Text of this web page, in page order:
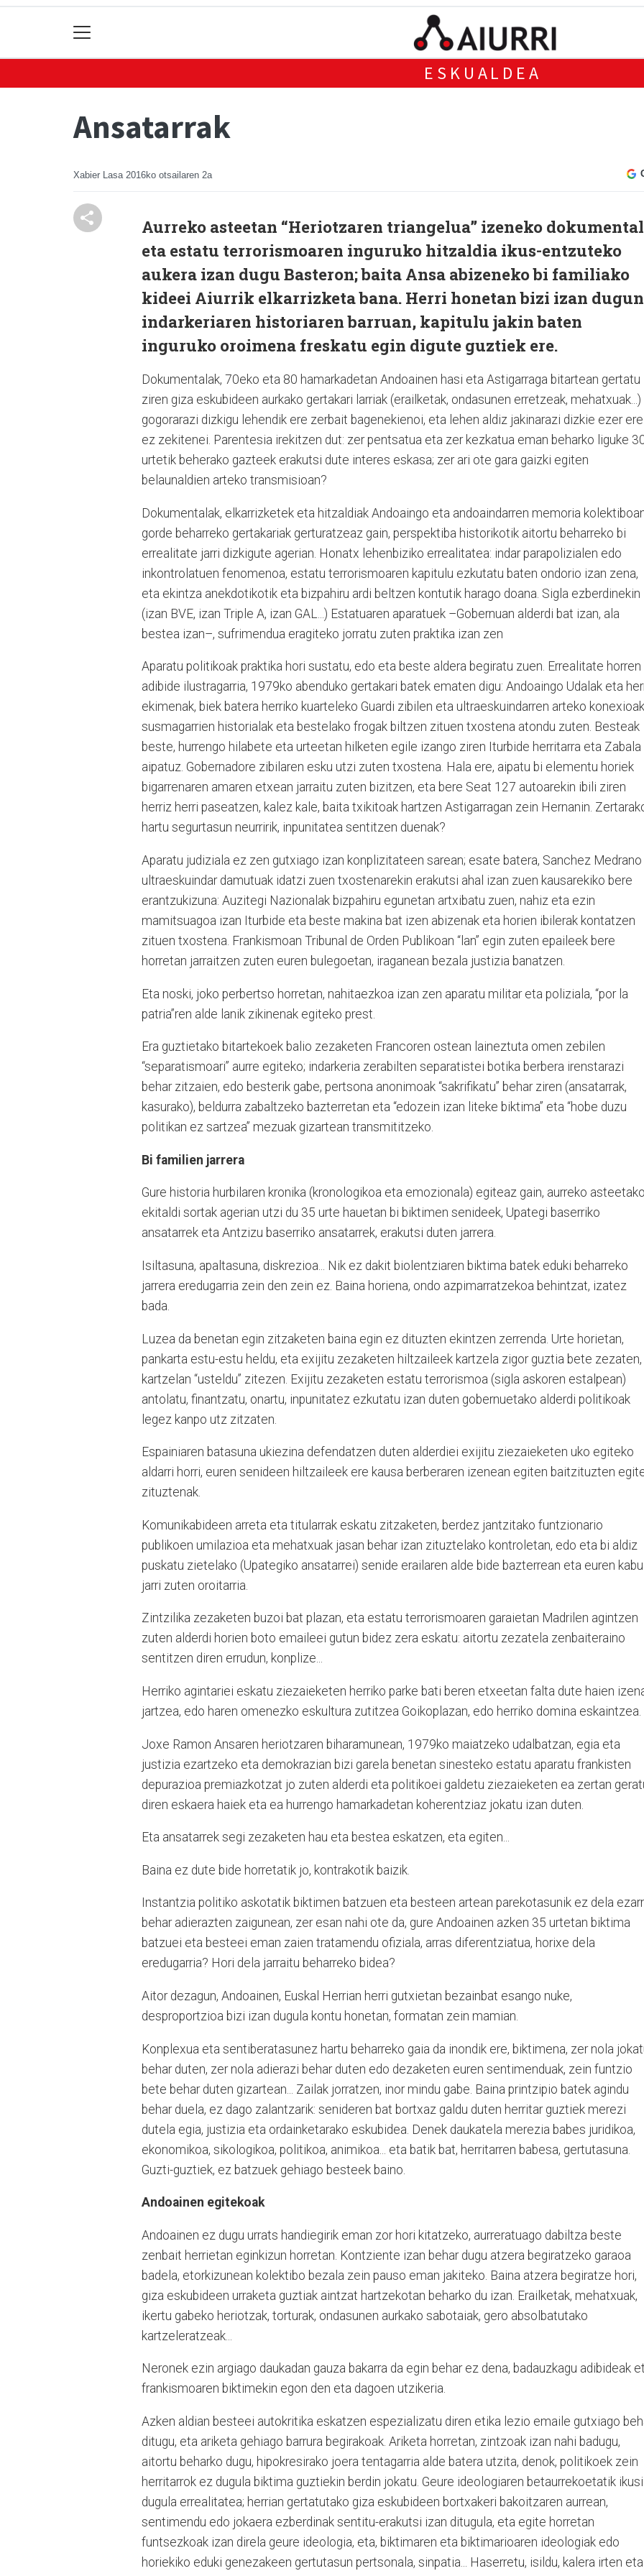
ESKUALDEA
Ansatarrak
Xabier Lasa 2016ko otsailaren 2a
Aurreko asteetan “Heriotzaren triangelua” izeneko
eta estatu terrorismoaren inguruko hitzaldia ikus-entzuteko
aukera izan dugu Basteron; baita Ansa abizeneko bi familiako
kideei Aiurrik elkarrizketa bana. Herri honetan bizi izan dugun
indarkeriaren historiaren barruan, kapitulu jakin baten
inguruko oroimena freskatu egin digute guztiek ere.
Dokumentalak, 70eko eta 80 hamarkadetan Andoainen hasi eta Astigarraga bitartean gertatu
ziren giza eskubideen aurkako gertakari larriak (erailketak, ondasunen erretzeak, mehatxuak...)
gogorarazi dizkigu lehendik ere zerbait bagenekienoi, eta lehen aldiz jakinarazi dizkie ezer ere
ez zekitenei. Parentesia irekitzen dut: zer pentsatua eta zer kezkatua eman beharko liguke
urtetik beherako gazteek erakutsi dute interes eskasa; zer ari ote gara gaizki egiten
belaunaldien arteko transmisioan?
Dokumentalak, elkarrizketek eta hitzaldiak Andoaingo eta andoaindarren memoria
gorde beharreko gertakariak gerturatzeaz gain, perspektiba historikotik aitortu beharreko bi
errealitate jarri dizkigute agerian. Honatx lehenbiziko errealitatea: indar parapolizialen edo
inkontrolatuen fenomenoa, estatu terrorismoaren kapitulu ezkutatu baten ondorio izan zena,
eta ekintza anekdotikotik eta bizpahiru ardi beltzen kontutik harago doana. Sigla ezberdinekin
(izan BVE, izan Triple A, izan GAL...) Estatuaren aparatuek –Gobernuan alderdi bat izan, ala
bestea izan–, sufrimendua eragiteko jorratu zuten praktika izan zen
Aparatu politikoak praktika hori sustatu, edo eta beste aldera begiratu zuen. Errealitate horren
adibide ilustragarria, 1979ko abenduko gertakari batek ematen digu: Andoaingo Udalak eta
ekimenak, biek batera herriko kuarteleko Guardi zibilen eta ultraeskuindarren arteko
susmagarrien historialak eta bestelako frogak biltzen zituen txostena atondu zuten. Besteak
beste, hurrengo hilabete eta urteetan hilketen egile izango ziren Iturbide herritarra eta Zabala
aipatuz. Gobernadore zibilaren esku utzi zuten txostena. Hala ere, aipatu bi elementu horiek
bigarrenaren amaren etxean jarraitu zuten bizitzen, eta bere Seat 127 autoarekin ibili ziren
herriz herri paseatzen, kalez kale, baita txikitoak hartzen Astigarragan zein Hernanin.
hartu segurtasun neurririk, inpunitatea sentitzen duenak?
Aparatu judiziala ez zen gutxiago izan konplizitateen sarean; esate batera, Sanchez Medrano
ultraeskuindar damutuak idatzi zuen txostenarekin erakutsi ahal izan zuen kausarekiko bere
erantzukizuna: Auzitegi Nazionalak bizpahiru egunetan artxibatu zuen, nahiz eta ezin
mamitsuagoa izan Iturbide eta beste makina bat izen abizenak eta horien ibilerak kontatzen
zituen txostena. Frankismoan Tribunal de Orden Publikoan “lan” egin zuten epaileek bere
horretan jarraitzen zuten euren bulegoetan, iraganean bezala justizia banatzen.
Eta noski, joko perbertso horretan, nahitaezkoa izan zen aparatu militar eta poliziala, “por la
patria”ren alde lanik zikinenak egiteko prest.
Era guztietako bitartekoek balio zezaketen Francoren ostean laineztuta omen zebilen
“separatismoari” aurre egiteko; indarkeria zerabilten separatistei botika berbera irenstarazi
behar zitzaien, edo besterik gabe, pertsona anonimoak “sakrifikatu” behar ziren (ansatarrak,
kasurako), beldurra zabaltzeko bazterretan eta “edozein izan liteke biktima” eta “hobe duzu
politikan ez sartzea” mezuak gizartean transmititzeko.
Bi familien jarrera
Gure historia hurbilaren kronika (kronologikoa eta emozionala) egiteaz gain, aurreko asteetako
ekitaldi sortak agerian utzi du 35 urte hauetan bi biktimen senideek, Upategi baserriko
ansatarrek eta Antzizu baserriko ansatarrek, erakutsi duten jarrera.
Isiltasuna, apaltasuna, diskrezioa... Nik ez dakit biolentziaren biktima batek eduki beharreko
jarrera eredugarria zein den zein ez. Baina horiena, ondo azpimarratzekoa behintzat, izatez
bada.
Luzea da benetan egin zitzaketen baina egin ez dituzten ekintzen zerrenda. Urte horietan,
pankarta estu-estu heldu, eta exijitu zezaketen hiltzaileek kartzela zigor guztia bete zezaten,
kartzelan “usteldu” zitezen. Exijitu zezaketen estatu terrorismoa (sigla askoren estalpean)
antolatu, finantzatu, onartu, inpunitatez ezkutatu izan duten gobernuetako alderdi politikoak
legez kanpo utz zitzaten.
Espainiaren batasuna ukiezina defendatzen duten alderdiei exijitu ziezaieketen uko egiteko
aldarri horri, euren senideen hiltzaileek ere kausa berberaren izenean egiten baitzituzten
zituztenak.
Komunikabideen arreta eta titularrak eskatu zitzaketen, berdez jantzitako funtzionario
publikoen umilazioa eta mehatxuak jasan behar izan zituztelako kontroletan, edo eta bi aldiz
puskatu zietelako (Upategiko ansatarrei) senide erailaren alde bide bazterrean eta euren
jarri zuten oroitarria.
Zintzilika zezaketen buzoi bat plazan, eta estatu terrorismoaren garaietan Madrilen agintzen
zuten alderdi horien boto emaileei gutun bidez zera eskatu: aitortu zezatela zenbaiteraino
sentitzen diren errudun, konplize...
Herriko agintariei eskatu ziezaieketen herriko parke bati beren etxeetan falta dute haien
jartzea, edo haren omenezko eskultura zutitzea Goikoplazan, edo herriko domina eskaintzea.
Joxe Ramon Ansaren heriotzaren biharamunean, 1979ko maiatzeko udalbatzan, egia eta
justizia ezartzeko eta demokrazian bizi garela benetan sinesteko estatu aparatu frankisten
depurazioa premiazkotzat jo zuten alderdi eta politikoei galdetu ziezaieketen ea zertan
diren eskaera haiek eta ea hurrengo hamarkadetan koherentziaz jokatu izan duten.
Eta ansatarrek segi zezaketen hau eta bestea eskatzen, eta egiten...
Baina ez dute bide horretatik jo, kontrakotik baizik.
Instantzia politiko askotatik biktimen batzuen eta besteen artean parekotasunik ez dela
behar adierazten zaigunean, zer esan nahi ote da, gure Andoainen azken 35 urtetan biktima
batzuei eta besteei eman zaien tratamendu ofiziala, arras diferentziatua, horixe dela
eredugarria? Hori dela jarraitu beharreko bidea?
Aitor dezagun, Andoainen, Euskal Herrian herri gutxietan bezainbat esango nuke,
desproportzioa bizi izan dugula kontu honetan, formatan zein mamian.
Konplexua eta sentiberatasunez hartu beharreko gaia da inondik ere, biktimena, zer nola
behar duten, zer nola adierazi behar duten edo dezaketen euren sentimenduak, zein funtzio
bete behar duten gizartean... Zailak jorratzen, inor mindu gabe. Baina printzipio batek agindu
behar duela, ez dago zalantzarik: senideren bat bortxaz galdu duten herritar guztiek merezi
dutela egia, justizia eta ordainketarako eskubidea. Denek daukatela merezia babes juridikoa,
ekonomikoa, sikologikoa, politikoa, animikoa... eta batik bat, herritarren babesa, gertutasuna.
Guzti-guztiek, ez batzuek gehiago besteek baino.
Andoainen egitekoak
Andoainen ez dugu urrats handiegirik eman zor hori kitatzeko, aurreratuago dabiltza beste
zenbait herrietan eginkizun horretan. Kontziente izan behar dugu atzera begiratzeko garaoa
badela, etorkizunean kolektibo bezala zein pauso eman jakiteko. Baina atzera begiratze hori,
giza eskubideen urraketa guztiak aintzat hartzekotan beharko du izan. Erailketak, mehatxuak,
ikertu gabeko heriotzak, torturak, ondasunen aurkako sabotaiak, gero absolbatutako
kartzeleratzeak...
Neronek ezin argiago daukadan gauza bakarra da egin behar ez dena, badauzkagu adibideak
frankismoaren biktimekin egon den eta dagoen utzikeria.
Azken aldian besteei autokritika eskatzen espezializatu diren etika lezio emaile gutxiago
ditugu, eta ariketa gehiago barrura begirakoak. Ariketa horretan, zintzoak izan nahi badugu,
aitortu beharko dugu, hipokresirako joera tentagarria alde batera utzita, denok, politikoek zein
herritarrok ez dugula biktima guztiekin berdin jokatu. Geure ideologiaren betaurrekoetatik ikusi
dugula errealitatea; herrian gertatutako giza eskubideen bortxakeri bakoitzaren aurrean,
sentimendu edo jokaera ezberdinak sentitu-erakutsi izan ditugula, eta egite horretan
funtsezkoak izan direla geure ideologia, eta, biktimaren eta biktimarioaren ideologiak edo
horiekiko eduki genezakeen gertutasun pertsonala, sinpatia... Haserretu, isildu, kalera irten eta